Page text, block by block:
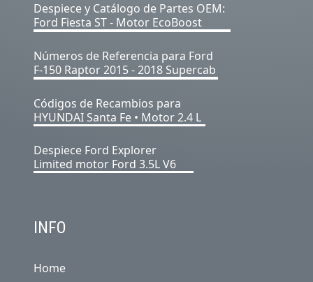
Despiece y Catálogo de Partes OEM:
Ford Fiesta ST - Motor EcoBoost
Números de Referencia para Ford
F-150 Raptor 2015 - 2018 Supercab
Códigos de Recambios para
HYUNDAI Santa Fe • Motor 2.4 L
Despiece Ford Explorer
Limited motor Ford 3.5L V6
INFO
Home